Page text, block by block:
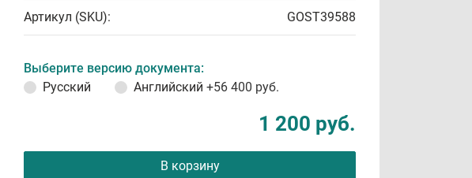
Артикул (SKU): GOST39588
Выберите версию документа:
Русский
Английский +56 400 руб.
1 200 руб.
В корзину